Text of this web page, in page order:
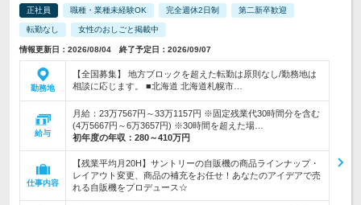
正社員 職種・業種未経験OK 完全週休2日制 第二新卒歓迎
転勤なし 女性のおしごと掲載中
情報更新日：2026/08/04 終了予定日：2026/09/07
勤務地
【全国募集】 地方ブロックを超えた転勤は原則なし/勤務地は
相談に応じます。 ■北海道 北海道札幌市…
給与
月給：23万7567円～33万1157円 ※固定残業代30時間分を含む
(4万5667円～6万3657円) ※30時間を超えた場…
初年度の年収： 280～410万円
仕事内容
【残業平均月20H】サントリーの自販機の商品ラインナップ・
レイアウト変更、商品の補充をお任せ！あなたのアイデアで売
れる自販機をプロデュース☆